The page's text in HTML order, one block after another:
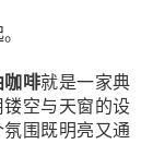
啡就是一家典
空与天窗的设
围既明亮又通